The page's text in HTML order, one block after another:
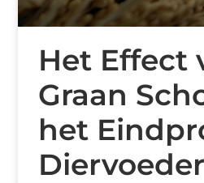
Het Effect
Graan
het
Diervoeder